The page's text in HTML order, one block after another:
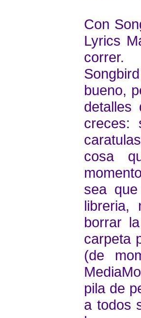
Con
Lyrics
correr.
bueno,
detalles
creces:
cosa
sea
libreria,
borrar
carpeta
(de
pila de
a todos